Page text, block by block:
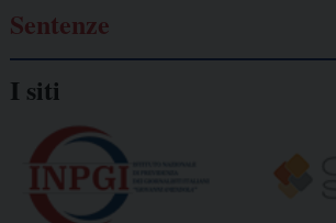
Sentenze
I siti